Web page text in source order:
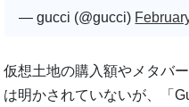
— gucci (@gucci)
仮想土地の購入額やメタバ
は明かされていないが、「